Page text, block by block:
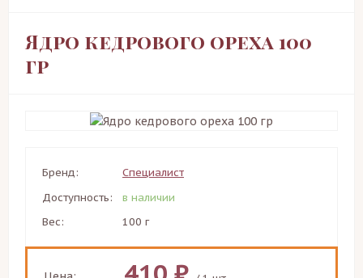
Ядро кедрового ореха 100
гр
Бренд:
Специалист
Доступность:
в наличии
Вес:
100 г